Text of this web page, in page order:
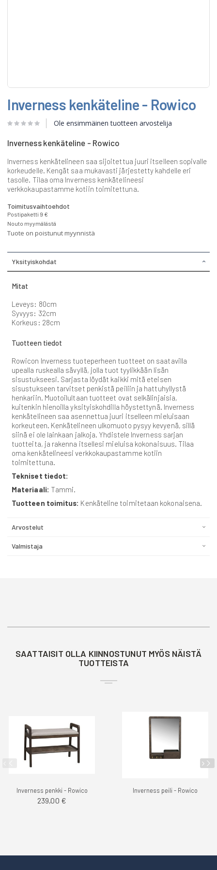
to
the
beginning
of
images
Inverness kenkäteline - Rowico
Ole ensimmäinen tuotteen arvostelija
Inverness kenkäteline - Rowico
Inverness kenkätelineen saa sijoitettua juuri itselleen sopivalle
korkeudelle. Kengät saa mukavasti järjestetty kahdelle eri
tasolle. Tilaa oma Inverness kenkätelineesi
verkkokaupastamme kotiin toimitettuna.
Toimitusvaihtoehdot
Postipaketti 9 €
Nouto myymälästä
Tuote on poistunut myynnistä
Yksityiskohdat
Mitat
Leveys: 80cm
Syvyys: 32cm
Korkeus: 28cm
Tuotteen tiedot
Rowicon Inverness tuoteperheen tuotteet on saatavilla
upealla ruskealla sävyllä, jolla tuot tyylikkään lisän
sisustukseesi. Sarjasta löydät kaikki mitä eteisen
sisustukseen tarvitset penkistä peiliin ja hattuhyllystä
henkariin. Muotoilultaan tuotteet ovat selkälinjaisia,
kuitenkin hienoilla yksityiskohdilla höystettynä. Inverness
kenkätelineen saa asennettua juuri itselleen mieluisaan
korkeuteen. Kenkätelineen ulkomuoto pysyy kevyenä, sillä
siinä ei ole lainkaan jalkoja. Yhdistele Inverness sarjan
tuotteita, ja rakenna itsellesi mieluisa kokonaisuus. Tilaa
oma kenkätelineesi verkkokaupastamme kotiin
toimitettuna.
Tekniset tiedot:
Materiaali: Tammi.
Tuotteen toimitus: Kenkäteline toimitetaan kokonaisena.
Arvostelut
Valmistaja
SAATTAISIT OLLA KIINNOSTUNUT MYÖS NÄISTÄ
TUOTTEISTA
Inverness penkki - Rowico
239,00 €
Inverness peili - Rowico